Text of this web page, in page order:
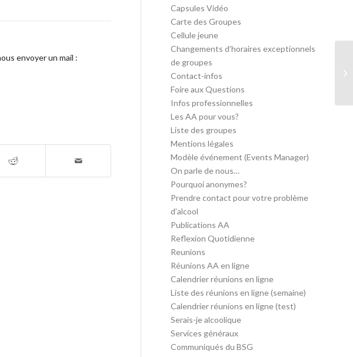
envoyer un mail :
Capsules Vidéo
Carte des Groupes
Cellule jeune
Changements d’horaires exceptionnels
de groupes
Contact-infos
Foire aux Questions
Infos professionnelles
Les AA pour vous?
Liste des groupes
Mentions légales
Modèle événement (Events Manager)
On parle de nous…
Pourquoi anonymes?
Prendre contact pour votre problème
d’alcool
Publications AA
Reflexion Quotidienne
Reunions
Réunions AA en ligne
Calendrier réunions en ligne
Liste des réunions en ligne (semaine)
Calendrier réunions en ligne (test)
Serais-je alcoolique
Services généraux
Communiqués du BSG